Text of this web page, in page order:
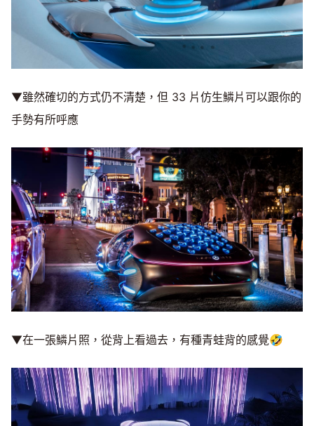
▼雖然確切的方式仍不清楚，但 33 片仿生鱗片可以跟你的
手勢有所呼應
▼在一張鱗片照，從背上看過去，有種青蛙背的感覺🤣